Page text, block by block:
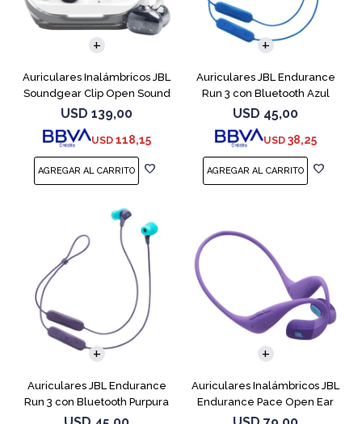
Auriculares Inalámbricos JBL
Soundgear Clip Open Sound
Blanc
USD 139,00
USD 118,15
Auriculares JBL Endurance
Run 3 con Bluetooth Azul
USD 45,00
USD 38,25
Auriculares JBL Endurance
Run 3 con Bluetooth Purpura
Auriculares Inalámbricos JBL
Endurance Pace Open Ear
Purpura